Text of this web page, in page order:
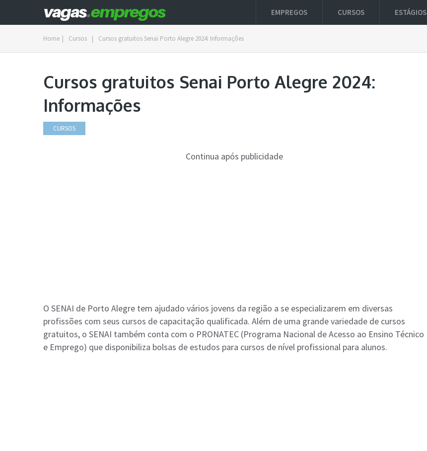
EMPREGOS CURSOS ESTÁGIOS
Home | Cursos | Cursos gratuitos Senai Porto Alegre 2024: Informações
Cursos gratuitos Senai Porto Alegre 2024:
Informações
CURSOS
Continua após publicidade
O SENAI de Porto Alegre tem ajudado vários jovens da região a se especializarem em diversas
profissões com seus cursos de capacitação qualificada. Além de uma grande variedade de cursos
gratuitos, o SENAI também conta com o PRONATEC (Programa Nacional de Acesso ao Ensino Técnico
e Emprego) que disponibiliza bolsas de estudos para cursos de nível profissional para alunos.